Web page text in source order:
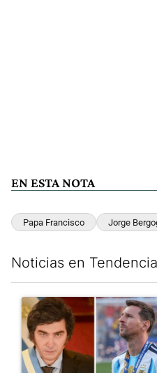
EN ESTA NOTA
Papa Francisco Jorge
Noticias en Tendencia
Un artículo de tendencia con